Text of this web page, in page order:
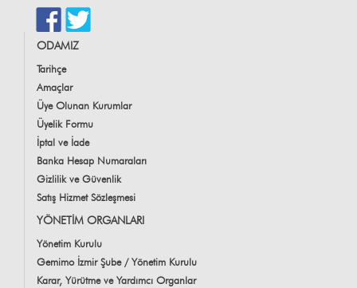
ODAMIZ
Tarihçe
Amaçlar
Üye Olunan Kurumlar
Üyelik Formu
İptal ve İade
Banka Hesap Numaraları
Gizlilik ve Güvenlik
Satış Hizmet Sözleşmesi
YÖNETİM ORGANLARI
Yönetim Kurulu
Gemimo İzmir Şube / Yönetim Kurulu
Karar, Yürütme ve Yardımcı Organlar